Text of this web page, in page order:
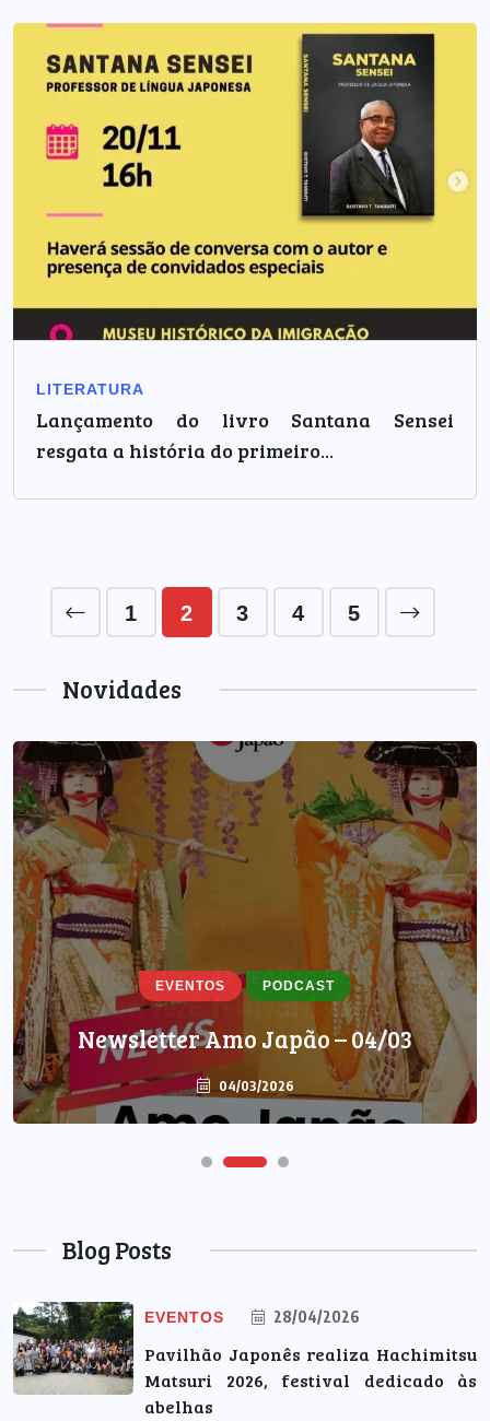
LITERATURA
Lançamento do livro Santana Sensei
resgata a história do primeiro...
1 2 3 4 5
Novidades
EVENTOS PODCAST
Newsletter Amo Japão – 04/03
04/03/2026
Blog Posts
EVENTOS 28/04/2026
Pavilhão Japonês realiza Hachimitsu
Matsuri 2026, festival dedicado às
abelhas